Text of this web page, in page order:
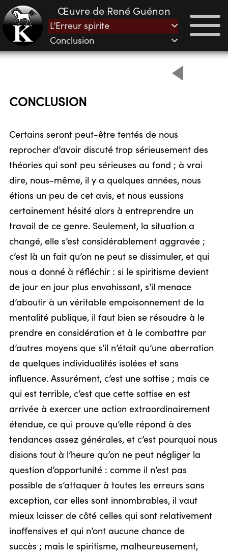
Œuvre de René Guénon
L’Erreur spirite
Conclusion
CONCLUSION
Certains seront peut-être tentés de nous
reprocher d’avoir discuté trop sérieusement des
théories qui sont peu sérieuses au fond ; à vrai
dire, nous-même, il y a quelques années, nous
étions un peu de cet avis, et nous eussions
certainement hésité alors à entreprendre un
travail de ce genre. Seulement, la situation a
changé, elle s’est considérablement aggravée ;
c’est là un fait qu’on ne peut se dissimuler, et qui
nous a donné à réfléchir : si le spiritisme devient
de jour en jour plus envahissant, s’il menace
d’aboutir à un véritable empoisonnement de la
mentalité publique, il faut bien se résoudre à le
prendre en considération et à le combattre par
d’autres moyens que s’il n’était qu’une aberration
de quelques individualités isolées et sans
influence. Assurément, c’est une sottise ; mais ce
qui est terrible, c’est que cette sottise en est
arrivée à exercer une action extraordinairement
étendue, ce qui prouve qu’elle répond à des
tendances assez générales, et c’est pourquoi nous
disions tout à l’heure qu’on ne peut négliger la
question d’opportunité : comme il n’est pas
possible de s’attaquer à toutes les erreurs sans
exception, car elles sont innombrables, il vaut
mieux laisser de côté celles qui sont relativement
inoffensives et qui n’ont aucune chance de
succès ; mais le spiritisme, malheureusement,